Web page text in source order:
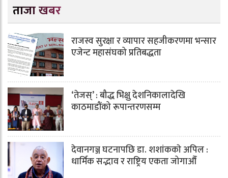
ताजा खबर
राजस्व सुरक्षा र व्यापार सहजीकरणमा भन्सार
एजेन्ट महासंघको प्रतिबद्धता
‘तेजस्’ : बौद्ध भिक्षु देशनिकालादेखि
काठमाडौंको रूपान्तरणसम्म
देवानगञ्ज घटनापछि डा. शशांककाे अपिल :
धार्मिक सद्भाव र राष्ट्रिय एकता जोगाऔँ